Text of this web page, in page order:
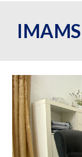
IMAMS